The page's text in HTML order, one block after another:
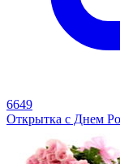
6649
Открытка с Днем